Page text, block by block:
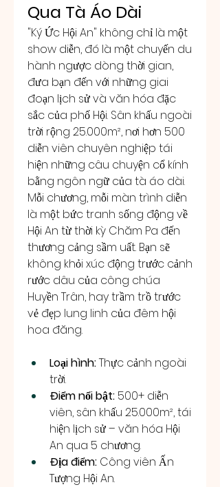
Qua Tà Áo Dài
"Ký Ức Hội An" không chỉ là một
show diễn, đó là một chuyến du
hành ngược dòng thời gian,
đưa bạn đến với những giai
đoạn lịch sử và văn hóa đặc
sắc của phố Hội. Sân khấu ngoài
trời rộng 25.000m², nơi hơn 500
diễn viên chuyên nghiệp tái
hiện những câu chuyện cổ kính
bằng ngôn ngữ của tà áo dài.
Mỗi chương, mỗi màn trình diễn
là một bức tranh sống động về
Hội An từ thời kỳ Chăm Pa đến
thương cảng sầm uất. Bạn sẽ
không khỏi xúc động trước cảnh
rước dâu của công chúa
Huyền Trân, hay trầm trồ trước
vẻ đẹp lung linh của đêm hội
hoa đăng.
Loại hình: Thực cảnh ngoài
trời.
Điểm nổi bật: 500+ diễn
viên, sân khấu 25.000m², tái
hiện lịch sử – văn hóa Hội
An qua 5 chương.
Địa điểm: Công viên Ấn
Tượng Hội An.